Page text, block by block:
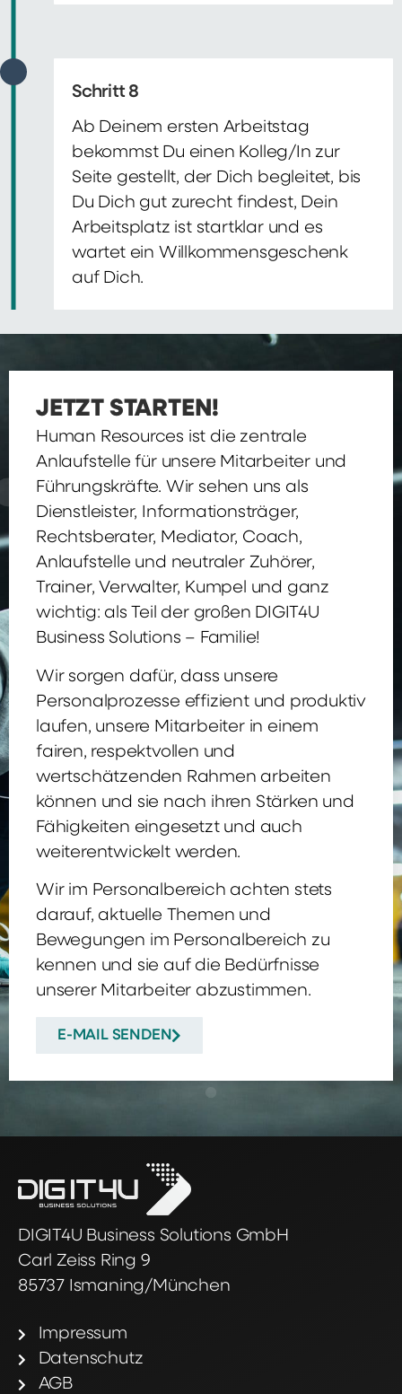
Schritt 8
Ab Deinem ersten Arbeitstag
bekommst Du einen Kolleg/In zur
Seite gestellt, der Dich begleitet, bis
Du Dich gut zurecht findest, Dein
Arbeitsplatz ist startklar und es
wartet ein Willkommensgeschenk
auf Dich.
JETZT STARTEN!
Human Resources ist die zentrale
Anlaufstelle für unsere Mitarbeiter und
Führungskräfte. Wir sehen uns als
Dienstleister, Informationsträger,
Rechtsberater, Mediator, Coach,
Anlaufstelle und neutraler Zuhörer,
Trainer, Verwalter, Kumpel und ganz
wichtig: als Teil der großen DIGIT4U
Business Solutions – Familie!
Wir sorgen dafür, dass unsere
Personalprozesse effizient und produktiv
laufen, unsere Mitarbeiter in einem
fairen, respektvollen und
wertschätzenden Rahmen arbeiten
können und sie nach ihren Stärken und
Fähigkeiten eingesetzt und auch
weiterentwickelt werden.
Wir im Personalbereich achten stets
darauf, aktuelle Themen und
Bewegungen im Personalbereich zu
kennen und sie auf die Bedürfnisse
unserer Mitarbeiter abzustimmen.
E-MAIL SENDEN
DIGIT4U Business Solutions GmbH
Carl Zeiss Ring 9
85737 Ismaning/München
Impressum
Datenschutz
AGB